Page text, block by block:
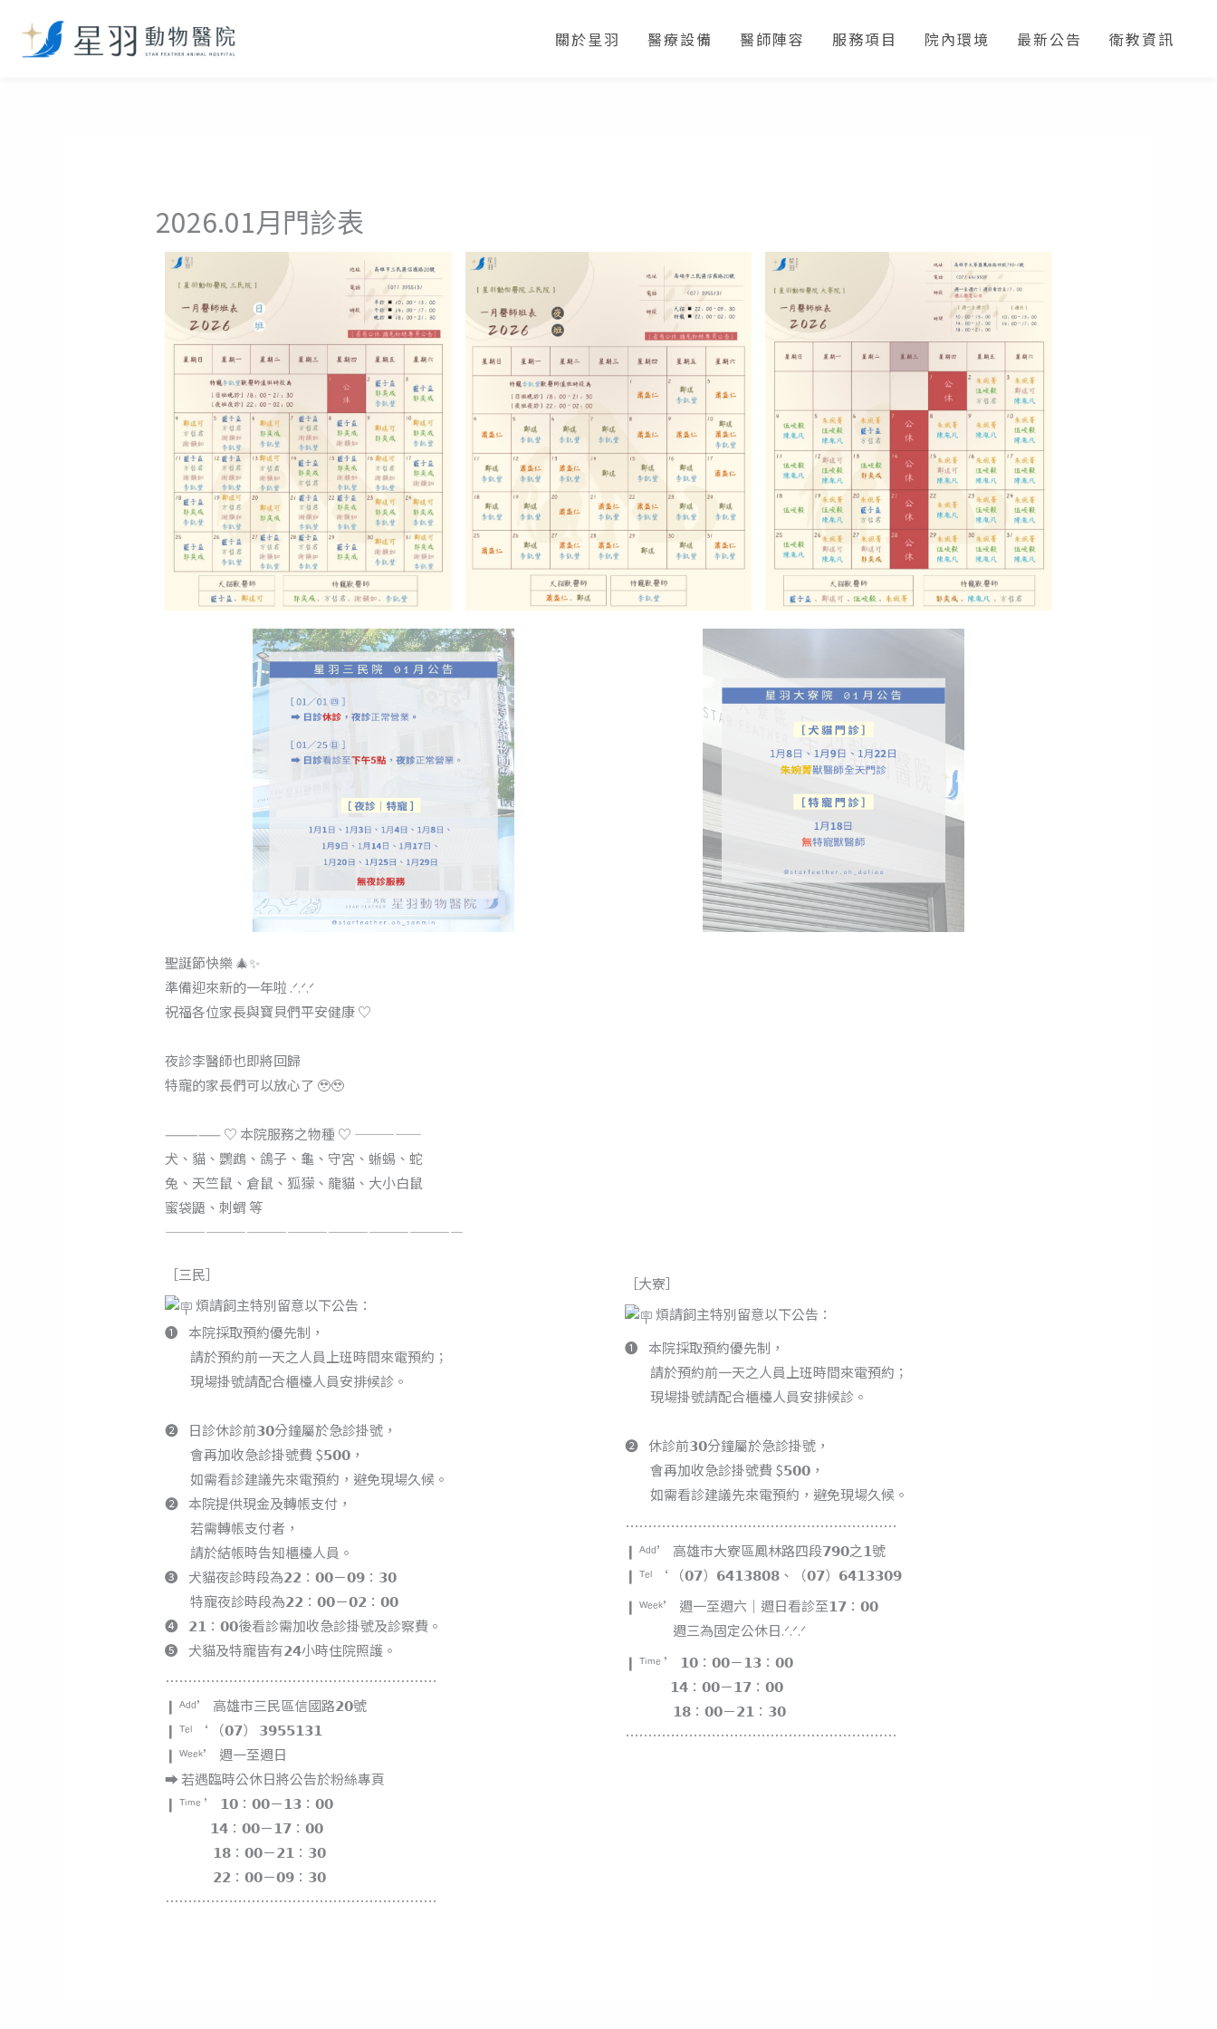
關於星羽 醫療設備 醫師陣容 服務項目 院內環境 最新公告 衛教資訊
2026.01月門診表
聖誕節快樂 🎄✨
準備迎來新的一年啦 .ᐟ.ᐟ.ᐟ
祝福各位家長與寶貝們平安健康 ♡
夜診李醫師也即將回歸
特寵的家長們可以放心了 🥹🥹
————— ♡ 本院服務之物種 ♡ —————
犬、貓、鸚鵡、鴿子、龜、守宮、蜥蜴、蛇
兔、天竺鼠、倉鼠、狐獴、龍貓、大小白鼠
蜜袋鼯、刺蝟 等
——————————————————————
［三民］
煩請飼主特別留意以下公告：
❶⠀本院採取預約優先制，
⠀ ⠀ 請於預約前一天之人員上班時間來電預約；
⠀ ⠀ 現場掛號請配合櫃檯人員安排候診。
❷⠀日診休診前𝟯𝟬分鐘屬於急診掛號，
⠀ ⠀ 會再加收急診掛號費 $𝟱𝟬𝟬，
⠀ ⠀ 如需看診建議先來電預約，避免現場久候。
❷⠀本院提供現金及轉帳支付，
⠀ ⠀ 若需轉帳支付者，
⠀ ⠀ 請於結帳時告知櫃檯人員。
❸⠀犬貓夜診時段為𝟮𝟮：𝟬𝟬－𝟬𝟵：𝟯𝟬
⠀ ⠀ 特寵夜診時段為𝟮𝟮：𝟬𝟬－𝟬𝟮：𝟬𝟬
❹⠀𝟮𝟭：𝟬𝟬後看診需加收急診掛號及診察費。
❺⠀犬貓及特寵皆有𝟮𝟰小時住院照護。
⋯⋯⋯⋯⋯⋯⋯⋯⋯⋯⋯⋯⋯⋯⋯⋯⋯⋯⋯⋯
❙ ᴬᵈᵈ’ 高雄市三民區信國路𝟮𝟬號
❙ ᵀᵉˡ ‘ （𝟬𝟳） 𝟯𝟵𝟱𝟱𝟭𝟯𝟭
❙ ᵂᵉᵉᵏ’ 週一至週日
⮕ 若遇臨時公休日將公告於粉絲專頁
❙ ᵀⁱᵐᵉ ’ 𝟭𝟬：𝟬𝟬－𝟭𝟯：𝟬𝟬
⠀ ⠀⠀⠀ 𝟭𝟰：𝟬𝟬－𝟭𝟳：𝟬𝟬
⠀ ⠀ ⠀⠀ 𝟭𝟴：𝟬𝟬－𝟮𝟭：𝟯𝟬
⠀ ⠀ ⠀⠀ 𝟮𝟮：𝟬𝟬－𝟬𝟵：𝟯𝟬
⋯⋯⋯⋯⋯⋯⋯⋯⋯⋯⋯⋯⋯⋯⋯⋯⋯⋯⋯⋯
［大寮］
煩請飼主特別留意以下公告：
❶⠀本院採取預約優先制，
⠀ ⠀ 請於預約前一天之人員上班時間來電預約；
⠀ ⠀ 現場掛號請配合櫃檯人員安排候診。
❷⠀休診前𝟯𝟬分鐘屬於急診掛號，
⠀ ⠀ 會再加收急診掛號費 $𝟱𝟬𝟬，
⠀ ⠀ 如需看診建議先來電預約，避免現場久候。
⋯⋯⋯⋯⋯⋯⋯⋯⋯⋯⋯⋯⋯⋯⋯⋯⋯⋯⋯⋯
❙ ᴬᵈᵈ’ 高雄市大寮區鳳林路四段𝟳𝟵𝟬之𝟭號
❙ ᵀᵉˡ ‘ （𝟬𝟳）𝟲𝟰𝟭𝟯𝟴𝟬𝟴、（𝟬𝟳）𝟲𝟰𝟭𝟯𝟯𝟬𝟵
❙ ᵂᵉᵉᵏ’ 週一至週六｜週日看診至𝟭𝟳：𝟬𝟬
⠀ ⠀ ⠀ ⠀週三為固定公休日.ᐟ.ᐟ.ᐟ
❙ ᵀⁱᵐᵉ ’ 𝟭𝟬：𝟬𝟬－𝟭𝟯：𝟬𝟬
⠀ ⠀⠀⠀ 𝟭𝟰：𝟬𝟬－𝟭𝟳：𝟬𝟬
⠀ ⠀ ⠀⠀ 𝟭𝟴：𝟬𝟬－𝟮𝟭：𝟯𝟬
⋯⋯⋯⋯⋯⋯⋯⋯⋯⋯⋯⋯⋯⋯⋯⋯⋯⋯⋯⋯